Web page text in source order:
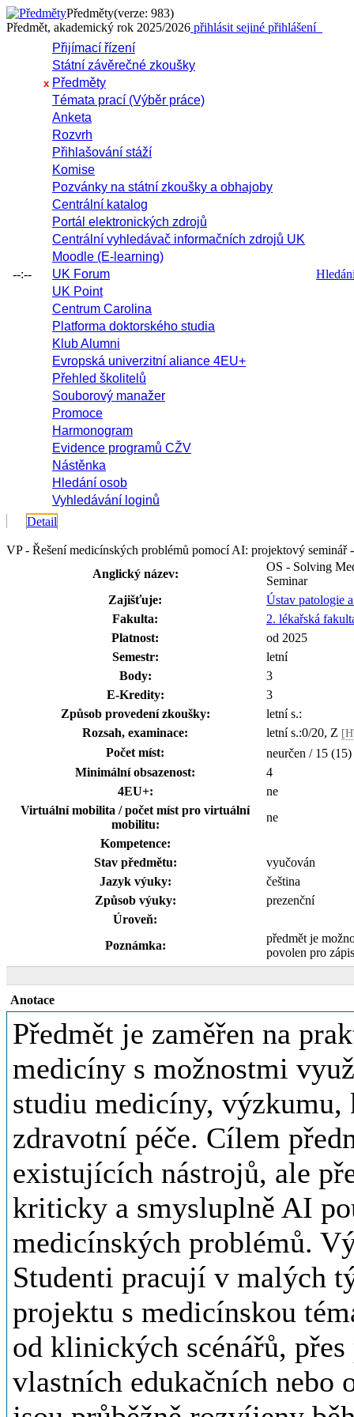
Předměty(verze: 983)
Předmět, akademický rok 2025/2026 přihlásit sejiné přihlášení
--:--
Přijímací řízení
Státní závěrečné zkoušky
x Předměty
Témata prací (Výběr práce)
Anketa
Rozvrh
Přihlašování stáží
Komise
Pozvánky na státní zkoušky a obhajoby
Centrální katalog
Portál elektronických zdrojů
Centrální vyhledávač informačních zdrojů UK
Moodle (E-learning)
UK Forum
UK Point
Centrum Carolina
Platforma doktorského studia
Klub Alumni
Evropská univerzitní aliance 4EU+
Přehled školitelů
Souborový manažer
Promoce
Harmonogram
Evidence programů CŽV
Nástěnka
Hledání osob
Vyhledávání loginů
Detail
VP - Řešení medicínských problémů pomocí AI: projektový seminář
Anglický název:
OS - Solving
Seminar
Zajišťuje:
Ústav patologie
Fakulta:
2. lékařská
Platnost:
od 2025
Semestr:
letní
Body:
3
E-Kredity:
3
Způsob provedení zkoušky:
letní s.:
Rozsah, examinace:
letní s.:0/20, Z
Počet míst:
neurčen / 15 (15)
Minimální obsazenost:
4
4EU+:
ne
Virtuální mobilita / počet míst pro virtuální
mobilitu:
ne
Kompetence:
Stav předmětu:
vyučován
Jazyk výuky:
čeština
Způsob výuky:
prezenční
Úroveň:
Poznámka:
předmět je
povolen pro
Anotace
Předmět je zaměřen na
medicíny s možnostmi
studiu medicíny,
zdravotní péče. Cílem
existujících nástrojů, ale
kriticky a smysluplně AI
medicínských problémů.
Studenti pracují v malých
projektu s medicínskou
od klinických scénářů,
vlastních edukačních nebo